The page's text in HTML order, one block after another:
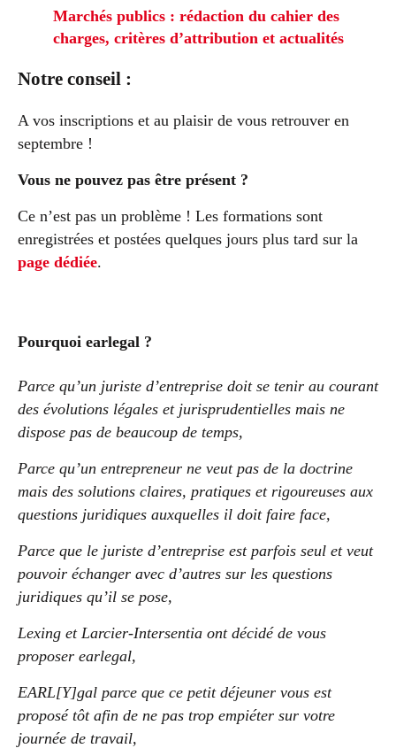
Marchés publics : rédaction du cahier des
charges, critères d’attribution et actualités
Notre conseil :
A vos inscriptions et au plaisir de vous retrouver en
septembre !
Vous ne pouvez pas être présent ?
Ce n’est pas un problème ! Les formations sont
enregistrées et postées quelques jours plus tard sur la
page dédiée.
Pourquoi earlegal ?
Parce qu’un juriste d’entreprise doit se tenir au courant
des évolutions légales et jurisprudentielles mais ne
dispose pas de beaucoup de temps,
Parce qu’un entrepreneur ne veut pas de la doctrine
mais des solutions claires, pratiques et rigoureuses aux
questions juridiques auxquelles il doit faire face,
Parce que le juriste d’entreprise est parfois seul et veut
pouvoir échanger avec d’autres sur les questions
juridiques qu’il se pose,
Lexing et Larcier-Intersentia ont décidé de vous
proposer earlegal,
EARL[Y]gal parce que ce petit déjeuner vous est
proposé tôt afin de ne pas trop empiéter sur votre
journée de travail,